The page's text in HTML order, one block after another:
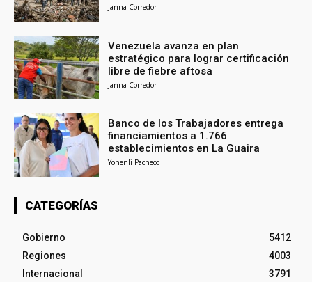
Janna Corredor
Venezuela avanza en plan
estratégico para lograr certificación
libre de fiebre aftosa
Janna Corredor
Banco de los Trabajadores entrega
financiamientos a 1.766
establecimientos en La Guaira
Yohenli Pacheco
CATEGORÍAS
Gobierno
5412
Regiones
4003
Internacional
3791